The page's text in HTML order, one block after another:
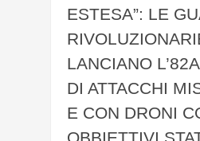
ESTESA”: LE
LANCIANO
DI ATTACCHI
E CON DRONI